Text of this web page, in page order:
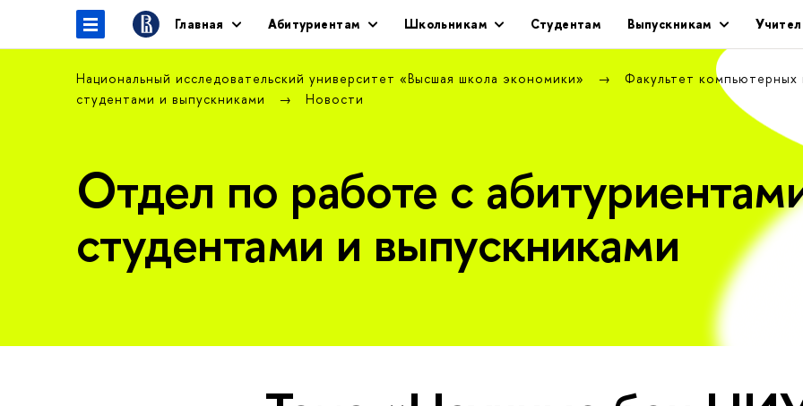
Главная Абитуриентам Школьникам Студентам Выпускникам
Национальный исследовательский университет «Высшая школа экономики»
Факультет
студентами и выпускниками
Новости
Отдел по работе с
студентами и выпускниками